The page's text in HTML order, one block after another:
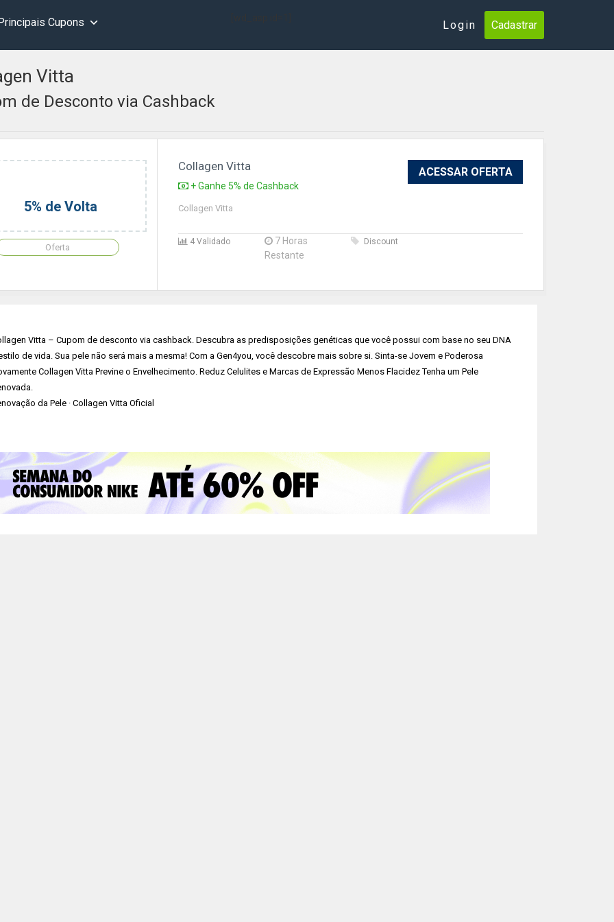
Cupons Login Cadastrar
Vitta
de Desconto via Cashback
5% de Volta
Oferta
Collagen Vitta
+ Ganhe 5% de Cashback
ACESSAR OFERTA
Collagen Vitta
4 Validado
7 Horas
Restante
Discount
Vitta – Cupom de desconto via cashback. Descubra as predisposições genéticas que você possui com base no seu DNA
de vida. Sua pele não será mais a mesma! Com a Gen4you, você descobre mais sobre si. Sinta-se Jovem e Poderosa
Collagen Vitta Previne o Envelhecimento. Reduz Celulites e Marcas de Expressão Menos Flacidez Tenha um Pele
da Pele · ‎Collagen Vitta Oficial